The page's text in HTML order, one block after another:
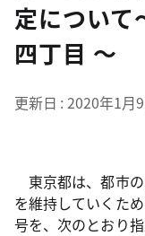
定につい
四丁目 ～
更新日 2020年1月
東京都は、都市
を維持していくた
号を、次のとおり